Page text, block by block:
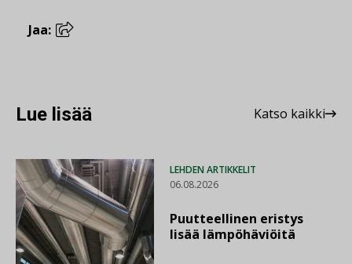
Jaa:
Lue lisää Katso kaikki
LEHDEN ARTIKKELIT
06.08.2026
Puutteellinen eristys
lisää lämpöhäviöitä